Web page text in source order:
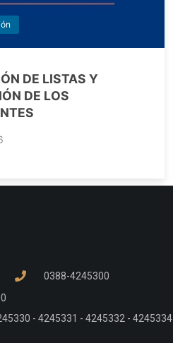
DE LISTAS Y
DE LOS
0388-4245300
- 4245331 - 4245332 - 4245334